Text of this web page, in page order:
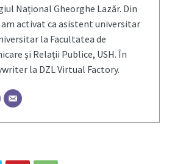
Național Gheorghe Lazăr. Din
am activat ca asistent universitar
la Facultatea de
și Relații Publice, USH. În
la DZL Virtual Factory.